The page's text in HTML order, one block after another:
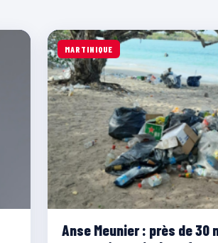
MARTINIQUE
Anse Meunier : près de 30